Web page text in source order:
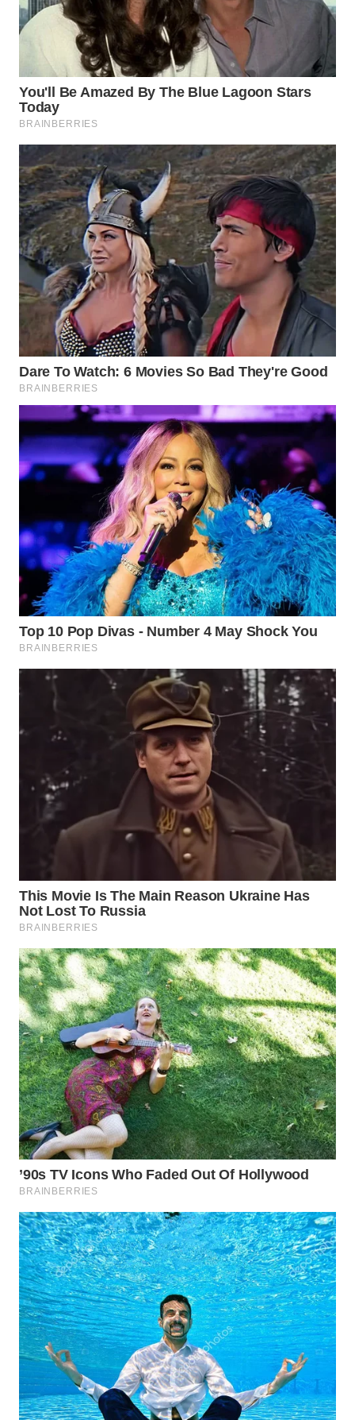
KARAWANG
BEKASI
WN
BOGOR
WN
DEPOK
WN
TAPANULI
UTARA
WN
SAMOSIR
WN
PADANG
LAWAS
WN
SUMEDANG
WN
KEPULAUAN
SERIBU
WN
TANGERANG
WN
INDRAMAYU
KUNINGAN
WN
WN
SUBANG
WN
SUKABUMI
WN
PURWAKARTA
WN
PRIANGAN
TIMUR
WN
SEMARANG
WN
SOLO
WN
BOROBUDUR
WN